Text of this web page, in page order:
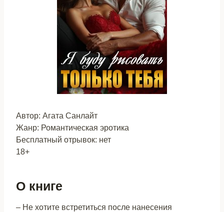
Автор: Агата Санлайт
Жанр: Романтическая эротика
Бесплатный отрывок: нет
18+
О книге
– Не хотите встретиться после нанесения